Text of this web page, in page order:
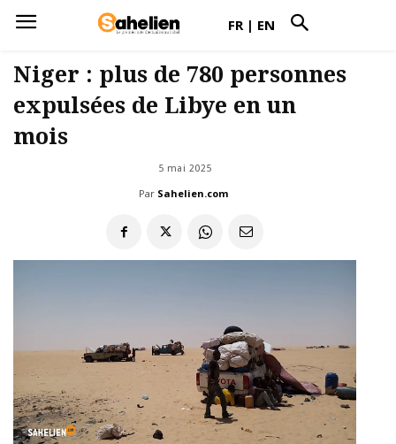
FR | EN
Niger : plus de 780 personnes
expulsées de Libye en un
mois
5 mai 2025
Par Sahelien.com